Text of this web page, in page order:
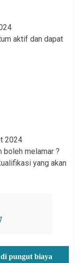
aktif dan dapat
2024
boleh melamar ?
yang akan
pungut biaya